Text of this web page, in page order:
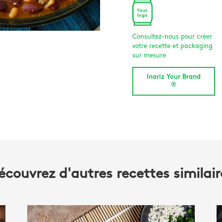
Consultez-nous pour créer
votre recette et packaging
sur mesure
Inariz Your Brand
®
d'autres recettes